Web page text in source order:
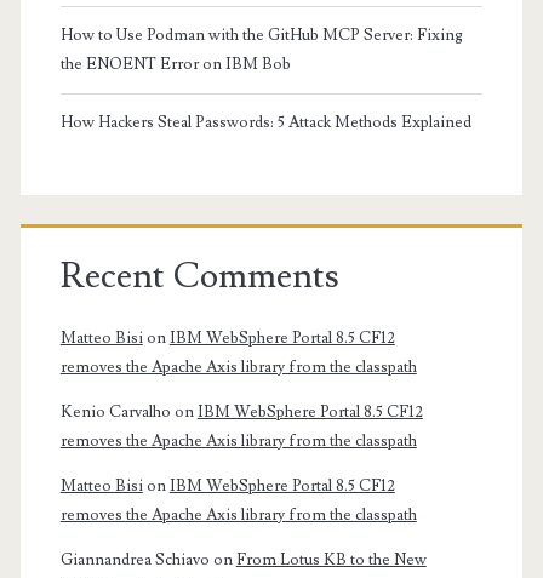
How to Use Podman with the GitHub MCP Server: Fixing
the ENOENT Error on IBM Bob
How Hackers Steal Passwords: 5 Attack Methods Explained
Recent Comments
Matteo BisionIBM WebSphere Portal 8.5 CF12
removes the Apache Axis library from the classpath
Kenio Carvalho onIBM WebSphere Portal 8.5 CF12
removes the Apache Axis library from the classpath
Matteo BisionIBM WebSphere Portal 8.5 CF12
removes the Apache Axis library from the classpath
Giannandrea Schiavo onFrom Lotus KB to the New